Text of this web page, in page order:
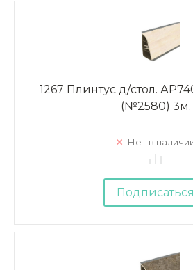
1267 Плинтус д/стол.
(№2580) 3м.
Нет в
Подписаться